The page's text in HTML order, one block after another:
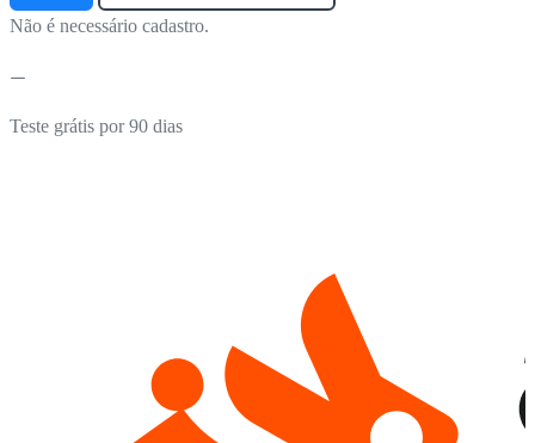
Não é necessário cadastro.
Teste grátis por 90 dias